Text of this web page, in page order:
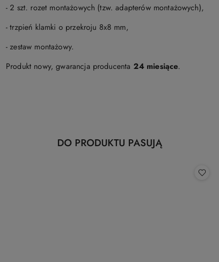
- 2 szt. rozet montażowych (tzw. adapterów montażowych),
- trzpień klamki o przekroju 8x8 mm,
- zestaw montażowy.
Produkt nowy, gwarancja producenta 24 miesiące.
Pomiń karuzelę produktów
Produkty
DO PRODUKTU PASUJĄ